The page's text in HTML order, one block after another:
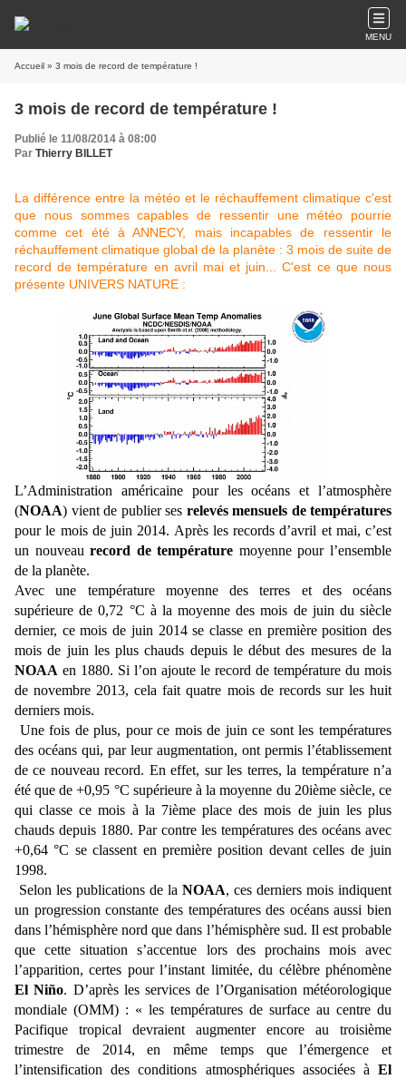
MENU
Accueil » 3 mois de record de température !
3 mois de record de température !
Publié le 11/08/2014 à 08:00
Par Thierry BILLET
La différence entre la météo et le réchauffement climatique c'est
que nous sommes capables de ressentir une météo pourrie
comme cet été à ANNECY, mais incapables de ressentir le
réchauffement climatique global de la planète : 3 mois de suite de
record de température en avril mai et juin... C'est ce que nous
présente UNIVERS NATURE :
L’Administration américaine pour les océans et l’atmosphère
(NOAA) vient de publier ses relevés mensuels de températures
pour le mois de juin 2014. Après les records d’avril et mai, c’est
un nouveaurecord de température moyenne pour l’ensemble
de la planète.
Avec une température moyenne des terres et des océans
supérieure de 0,72 °C à la moyenne des mois de juin du siècle
dernier, ce mois de juin 2014 se classe en première position des
mois de juin les plus chauds depuis le début des mesures de la
NOAA en 1880. Si l’on ajoute le record de température du mois
de novembre 2013, cela fait quatre mois de records sur les huit
derniers mois.
Une fois de plus, pour ce mois de juin ce sont les températures
des océans qui, par leur augmentation, ont permis l’établissement
de ce nouveau record. En effet, sur les terres, la température n’a
été que de +0,95 °C supérieure à la moyenne du 20ième siècle, ce
qui classe ce mois à la 7ième place des mois de juin les plus
chauds depuis 1880. Par contre les températures des océans avec
+0,64 °C se classent en première position devant celles de juin
1998.
Selon les publications de la NOAA, ces derniers mois indiquent
un progression constante des températures des océans aussi bien
dans l’hémisphère nord que dans l’hémisphère sud. Il est probable
que cette situation s’accentue lors des prochains mois avec
l’apparition, certes pour l’instant limitée, du célèbre phénomène
El Niño. D’après les services de l’Organisation météorologique
mondiale (OMM) : « les températures de surface au centre du
Pacifique tropical devraient augmenter encore au troisième
trimestre de 2014, en même temps que l’émergence et
l’intensification des conditions atmosphériques associées à El